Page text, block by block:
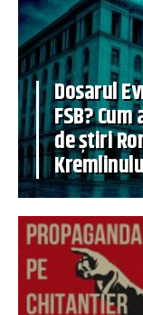
Dosarul
FSB?
de știri